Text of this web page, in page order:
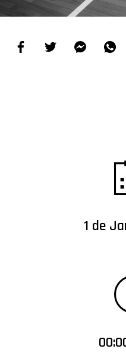
PROJETOS
LIGA BETCLIC
1 de